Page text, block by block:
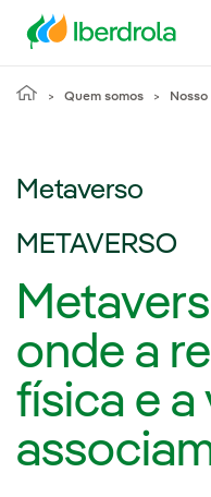
Quem somos
Metaverso
METAVERSO
onde a
física e a